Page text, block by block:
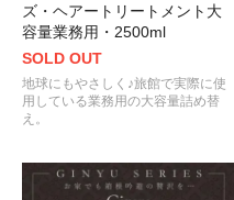
ズ・ヘアートリートメント大
容量業務用・2500ml
SOLD OUT
地球にもやさしく♪旅館で実際に使
用している業務用の大容量詰め替
え。